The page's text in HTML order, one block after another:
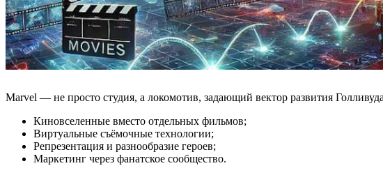
Marvel — не просто студия, а локомотив, задающий вектор развития
Киновселенные вместо отдельных фильмов;
Виртуальные съёмочные технологии;
Репрезентация и разнообразие героев;
Маркетинг через фанатское сообщество.